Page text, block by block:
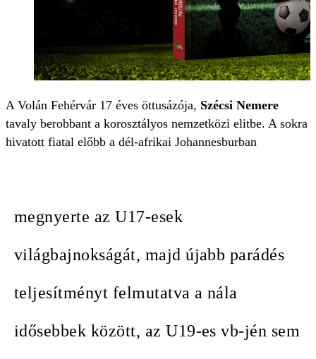
A Volán Fehérvár 17 éves öttusázója, Szécsi Nemere
tavaly berobbant a korosztályos nemzetközi elitbe. A sokra
hivatott fiatal előbb a dél-afrikai Johannesburban
megnyerte az U17-esek
világbajnokságát, majd újabb parádés
teljesítményt felmutatva a nála
idősebbek között, az U19-es vb-jén sem